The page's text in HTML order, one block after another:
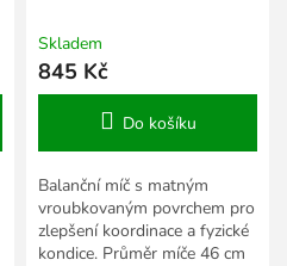
Skladem
845 Kč
Do košíku
Balanční míč s matným
vroubkovaným povrchem pro
zlepšení koordinace a fyzické
kondice. Průměr míče 46 cm